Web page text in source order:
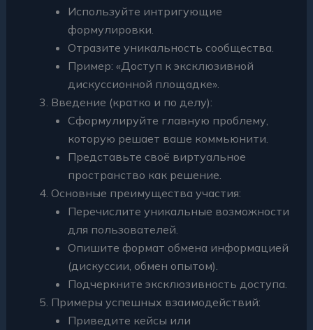
Используйте интригующие
формулировки.
Отразите уникальность сообщества.
Пример: «Доступ к эксклюзивной
дискуссионной площадке».
Введение (кратко и по делу):
Сформулируйте главную проблему,
которую решает ваше коммьюнити.
Представьте своё виртуальное
пространство как решение.
Основные преимущества участия:
Перечислите уникальные возможности
для пользователей.
Опишите формат обмена информацией
(дискуссии, обмен опытом).
Подчеркните эксклюзивность доступа.
Примеры успешных взаимодействий:
Приведите кейсы или